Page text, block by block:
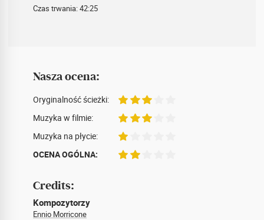
Czas trwania: 42:25
Nasza ocena:
Oryginalność ścieżki:
Muzyka w filmie:
Muzyka na płycie:
OCENA OGÓLNA:
Credits:
Kompozytorzy
Ennio Morricone